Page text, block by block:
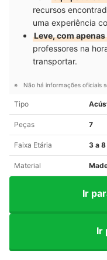
recursos
uma experiência
Leve, com apenas
professores na
transportar.
Não há informações oficiais
Tipo
Peças 7
Faixa Etária 3 a
Material
Ir
Ir